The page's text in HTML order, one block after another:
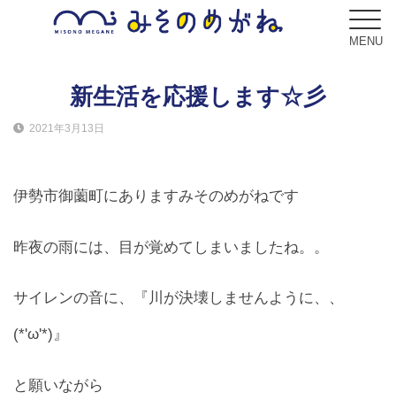
MENU
Concept
サービス
Service
新生活を応援します☆彡
2021年3月13日
伊勢市御薗町にありますみそのめがねです
昨夜の雨には、目が覚めてしまいましたね。。
サイレンの音に、『川が決壊しませんように、、
(*'ω'*)』
と願いながら